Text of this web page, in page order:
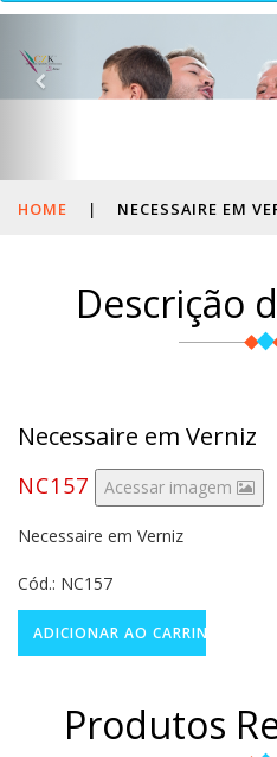
HOME | NECESSAIRE EM
Descrição
Necessaire em Verniz
NC157 Acessar imagem
Necessaire em Verniz
Cód.: NC157
Produtos